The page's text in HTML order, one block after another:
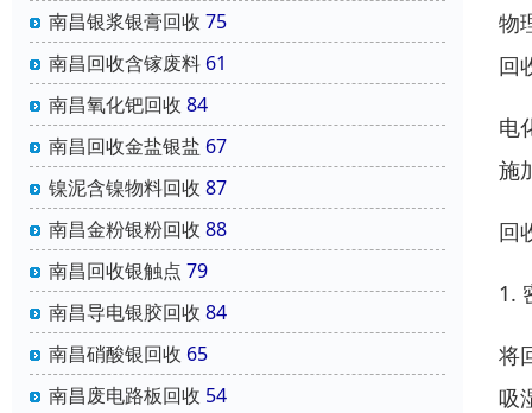
南昌银浆银膏回收 75
南昌回收含镓废料 61
南昌氧化钯回收 84
南昌回收金盐银盐 67
镍泥含镍物料回收 87
南昌金粉银粉回收 88
南昌回收银触点 79
南昌导电银胶回收 84
南昌硝酸银回收 65
南昌废电路板回收 54
物
回
电
施
回
1.
将
吸